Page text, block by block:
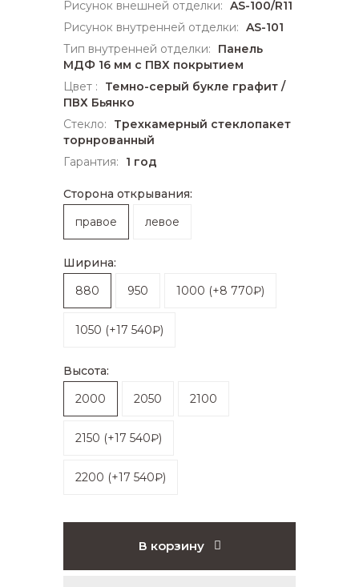
Рисунок внешней отделки: AS-100/R11
Рисунок внутренней отделки: AS-101
Тип внутренней отделки:
Панель
МДФ 16 мм с ПВХ покрытием
Цвет :
Темно-серый букле графит /
ПВХ Бьянко
Стекло:
Трехкамерный стеклопакет
торнрованный
Гарантия:
1 год
Сторона открывания:
правое
левое
Ширина:
880
950 1000 (+8 770₽)
1050 (+17 540₽)
Высота:
2000
2050 2100
2150 (+17 540₽)
2200 (+17 540₽)
В корзину